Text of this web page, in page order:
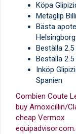
Köpa
Metaglip
Bästa
Helsingborg
Beställa
Beställa
Inköp
Spanien
Combien Coute
buy Amoxicillin/
cheap Vermox